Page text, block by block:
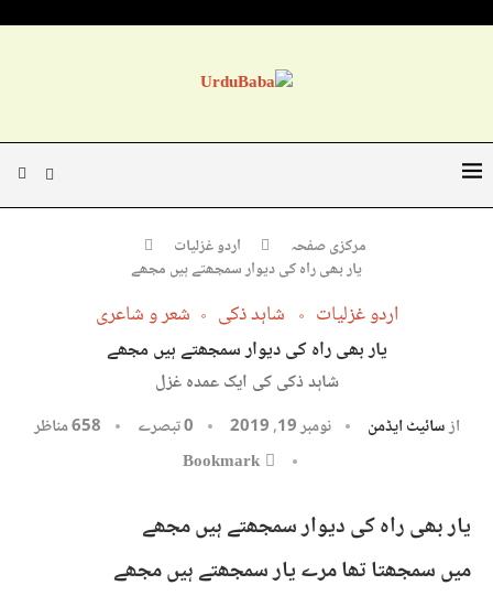
مرکزی صفحہ
اردو غزلیات
یار بھی راہ کی دیوار سمجھتے ہیں مجھے
اردو غزلیات شاہد ذکی شعر و شاعری
یار بھی راہ کی دیوار سمجھتے ہیں مجھے
شاہد ذکی کی ایک عمدہ غزل
ازسائیٹ ایڈمن نومبر 19, 2019 0 تبصرے 658مناظر
Bookmark
یار بھی راہ کی دیوار سمجھتے ہیں مجھے
میں سمجھتا تھا مرے یار سمجھتے ہیں مجھے